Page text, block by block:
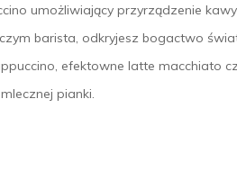
umożliwiający przyrządzenie
barista, odkryjesz bogactwo
efektowne latte macchiato
pianki.